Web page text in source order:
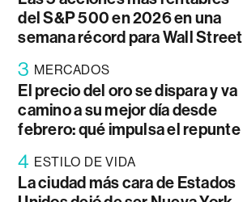
del S&P 500 en 2026 en una
semana récord para Wall Street
3 MERCADOS
El precio del oro se dispara y va
camino a su mejor día desde
febrero: qué impulsa el repunte
4 ESTILO DE VIDA
La ciudad más cara de Estados